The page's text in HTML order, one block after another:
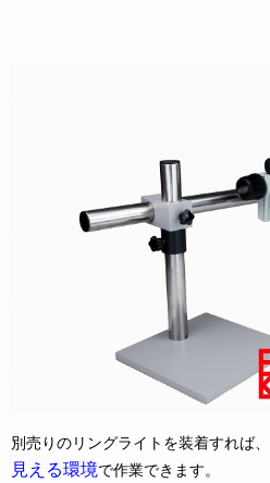
別売りのリングライトを装着すれば、
見える環境で作業できます。